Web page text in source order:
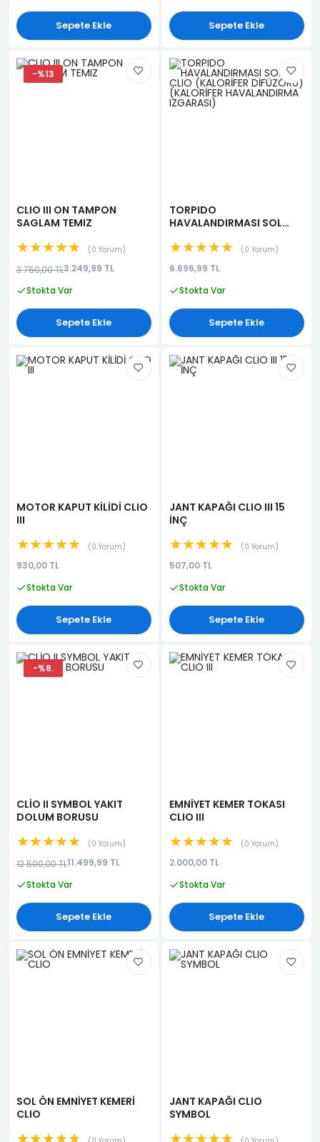
Sepete Ekle Sepete Ekle
-%13
CLIO III ON TAMPON
SAGLAM TEMIZ
★★★★★ 0 Yorum
3.750,00 TL3.249,99 TL
Stokta Var
Sepete Ekle
TORPIDO
HAVALANDIRMASI SOL
DİFÜZÖRÜ) (KALORİFER
HAVALANDIRMA
IZGARASI)
★★★★★ 0 Yorum
6.696,99 TL
Stokta Var
Sepete Ekle
MOTOR KAPUT KİLİDİ CLIO
III
★★★★★ 0 Yorum
930,00 TL
Stokta Var
Sepete Ekle
JANT KAPAĞI CLIO III 15
İNÇ
★★★★★ 0 Yorum
507,00 TL
Stokta Var
Sepete Ekle
-%8.
CLİO II SYMBOL YAKIT
DOLUM BORUSU
★★★★★ 0 Yorum
12.500,00 TL11.499,99 TL
Stokta Var
Sepete Ekle
EMNİYET KEMER TOKASI
CLIO III
★★★★★ 0 Yorum
2.000,00 TL
Stokta Var
Sepete Ekle
SOL ÖN EMNİYET KEMERİ
CLIO
JANT KAPAĞI CLIO
SYMBOL